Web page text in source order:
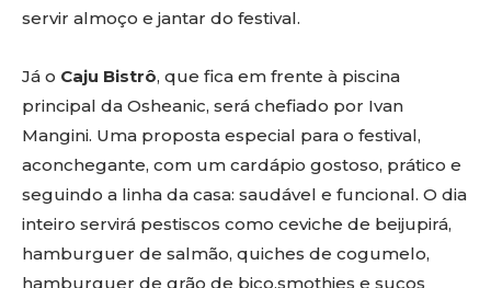
servir almoço e jantar do festival.
Já o Caju Bistrô, que fica em frente à piscina
principal da Osheanic, será chefiado por Ivan
Mangini. Uma proposta especial para o festival,
aconchegante, com um cardápio gostoso, prático e
seguindo a linha da casa: saudável e funcional. O dia
inteiro servirá pestiscos como ceviche de beijupirá,
hamburguer de salmão, quiches de cogumelo,
hamburguer de grão de bico,smothies e sucos